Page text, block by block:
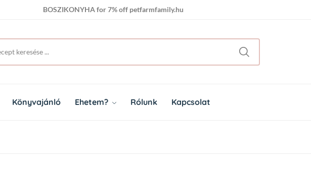
BOSZIKONYHA for 7% off petfarmfamily.hu
Könyvajánló Ehetem? Rólunk Kapcsolat